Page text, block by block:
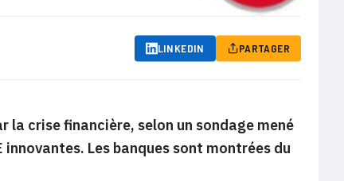
LINKEDIN PARTAGER
la crise financière, selon un sondage mené
Les banques sont montrées du